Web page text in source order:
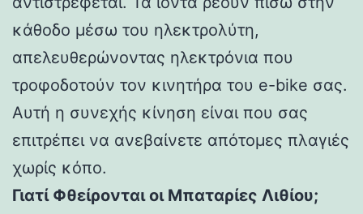
κάθοδο μέσω του ηλεκτρολύτη,
απελευθερώνοντας ηλεκτρόνια που
τροφοδοτούν τον κινητήρα του e-bike σας.
Αυτή η συνεχής κίνηση είναι που σας
επιτρέπει να ανεβαίνετε απότομες πλαγιές
χωρίς κόπο.
Γιατί Φθείρονται οι Μπαταρίες Λιθίου;